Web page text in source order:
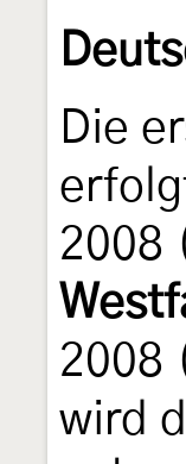
Die
2008
2008
wird